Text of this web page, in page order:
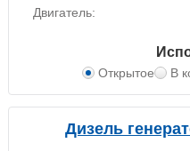
Двигатель:
Открытое В
Дизель